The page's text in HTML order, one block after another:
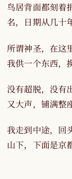
鸟居背面都刻着
名，日期从几十
所谓神圣，在这
我供一个东西，
没有超脱，没有
又大声，铺满整
我走到中途，回
山下，下面是京